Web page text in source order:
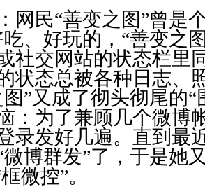
网民“善变之图”曾是
、好玩的，“善变之
社交网站的状态栏里
状态总被各种日志、
图”又成了彻头彻尾的
：为了兼顾几个微博
录发好几遍。直到最
博群发”了，于是她
微控”。